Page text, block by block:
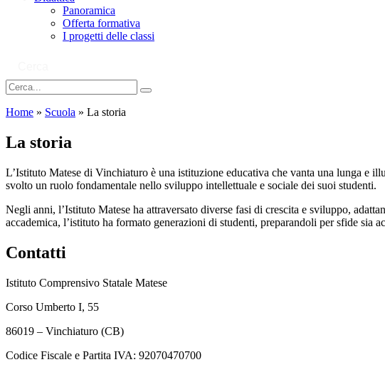
Panoramica
Offerta formativa
I progetti delle classi
Home » Scuola » La storia
La storia
L’Istituto Matese di Vinchiaturo è una istituzione educativa che vanta una lunga e
svolto un ruolo fondamentale nello sviluppo intellettuale e sociale dei suoi studenti.
Negli anni, l’Istituto Matese ha attraversato diverse fasi di crescita e sviluppo,
accademica, l’istituto ha formato generazioni di studenti, preparandoli per sfide sia
Contatti
Istituto Comprensivo Statale Matese
Corso Umberto I, 55
86019 – Vinchiaturo (CB)
Codice Fiscale e Partita IVA: 92070470700